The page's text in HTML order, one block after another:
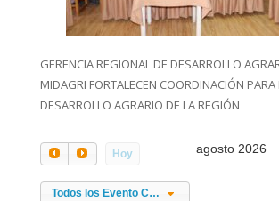
GERENCIA REGIONAL DE DESARROLLO
MIDAGRI FORTALECEN COORDINACIÓN PARA
DESARROLLO AGRARIO DE LA REGIÓN
Hoy agosto 2026
Todos los Evento Categories